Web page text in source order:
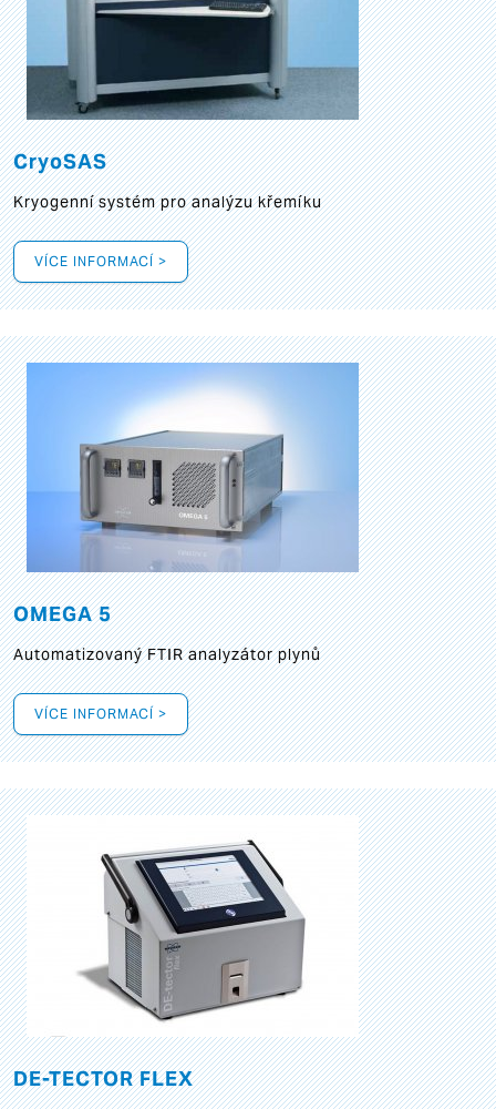
CryoSAS
Kryogenní systém pro analýzu křemíku
VÍCE INFORMACÍ >
OMEGA 5
Automatizovaný FTIR analyzátor plynů
VÍCE INFORMACÍ >
DE-TECTOR FLEX